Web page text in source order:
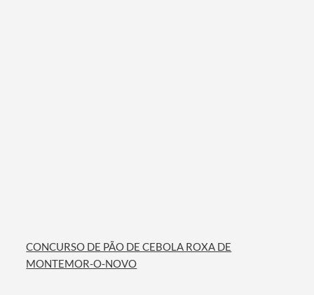
CONCURSO DE PÃO DE CEBOLA ROXA DE
MONTEMOR-O-NOVO